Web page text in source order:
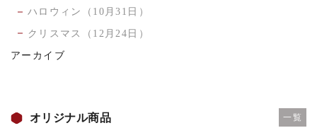
ハロウィン（10月31日）
クリスマス（12月24日）
アーカイブ
オリジナル商品 一覧